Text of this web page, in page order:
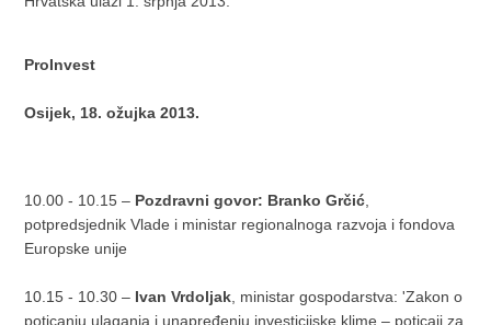
ProInvest
Osijek, 18. ožujka 2013.
10.00 - 10.15 – Pozdravni govor: Branko Grčić
potpredsjednik Vlade i ministar regionalnoga razvoja i fondova
Europske unije
10.15 - 10.30 – Ivan Vrdoljak , ministar gospodarstva: 'Zakon o
poticanju ulaganja i unapređenju investicijske klime – poticaji za